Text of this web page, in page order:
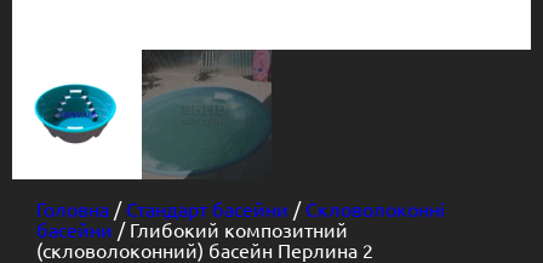
Головна / Стандарт басейни / Скловолоконні
басейни / Глибокий композитний
(скловолоконний) басейн Перлина 2